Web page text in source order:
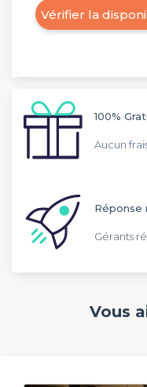
Vérifier la
100%
Aucun
Réponse
Gérants
Vous